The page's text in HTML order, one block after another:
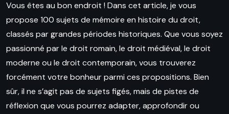
Vous êtes au bon endroit ! Dans cet article, je vous
propose 100 sujets de mémoire en histoire du droit,
classés par grandes périodes historiques. Que vous soyez
passionné par le droit romain, le droit médiéval, le droit
moderne ou le droit contemporain, vous trouverez
forcément votre bonheur parmi ces propositions. Bien
sûr, il ne s’agit pas de sujets figés, mais de pistes de
réflexion que vous pourrez adapter, approfondir ou